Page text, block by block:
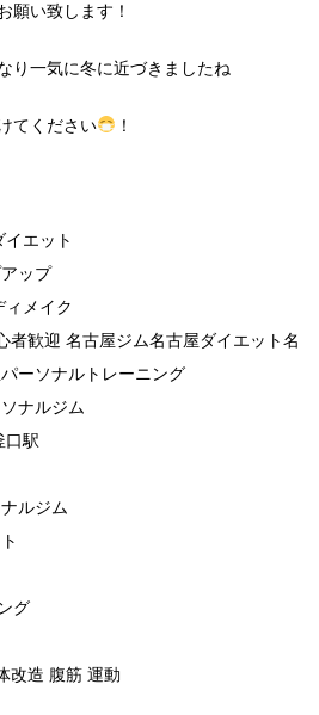
願い致します！
り一気に冬に近づきましたね
てください ！
イエット
ップ
ィメイク
者歓迎 名古屋ジム名古屋ダイエット名
ーソナルトレーニング
ナルジム
口駅
ルジム
グ
改造 腹筋 運動